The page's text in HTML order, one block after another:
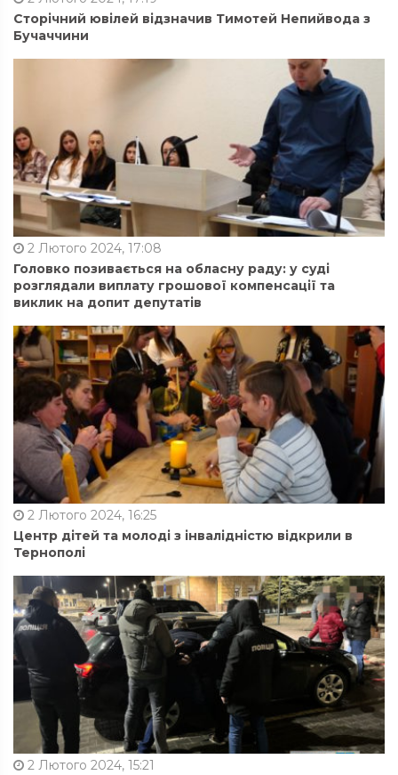
Сторічний ювілей відзначив Тимотей Непийвода з
Бучаччини
2 Лютого 2024, 17:08
Головко позивається на обласну раду: у суді
розглядали виплату грошової компенсації та
виклик на допит депутатів
2 Лютого 2024, 16:25
Центр дітей та молоді з інвалідністю відкрили в
Тернополі
2 Лютого 2024, 15:21